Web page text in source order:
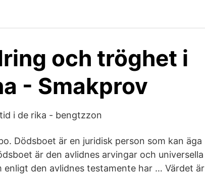
och tröghet i
- Smakprov
i de rika - bengtzzon
Dödsboet är en juridisk person som kan äga
är den avlidnes arvingar och universella
den avlidnes testamente har … Värdet är